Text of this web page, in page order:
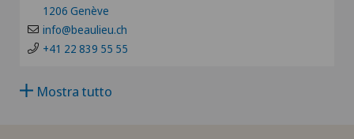
Artroscopia del ginocchio
JU
VD
NE
1206 Genève
info@beaulieu.ch
+41 22 839 55 55
Mostra tutto